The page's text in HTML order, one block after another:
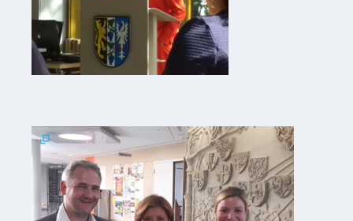
Schulbilder
Datenschutz
Veranstaltungen
und Events
Kultur &
Freizeit